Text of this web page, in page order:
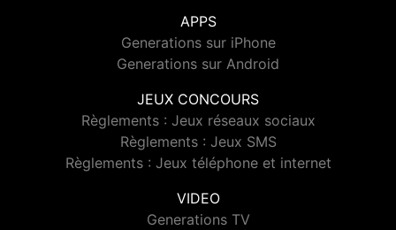
APPS
Generations sur iPhone
Generations sur Android
JEUX CONCOURS
Règlements : Jeux réseaux sociaux
Règlements : Jeux SMS
Règlements : Jeux téléphone et internet
VIDEO
Generations TV